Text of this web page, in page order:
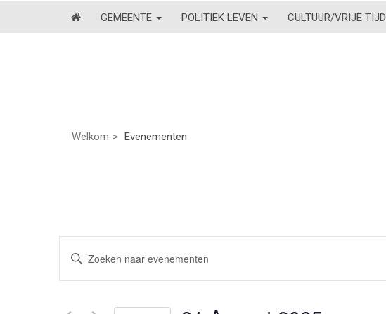
GEMEENTE POLITIEK LEVEN CULTUUR/VRIJE TIJD
Welkom Evenementen
Evenementen
Zoeken
Vul
een
keyword
Zoek